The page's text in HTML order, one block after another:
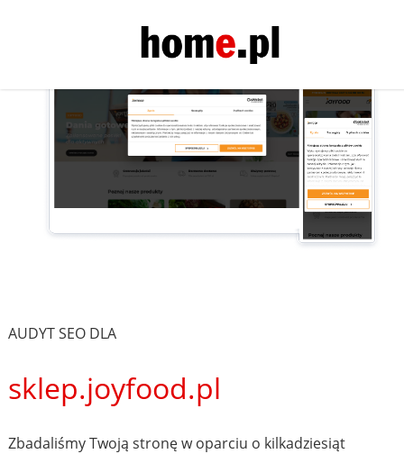
AUDYT SEO DLA
sklep.joyfood.pl
Zbadaliśmy Twoją stronę w oparciu o kilkadziesiąt